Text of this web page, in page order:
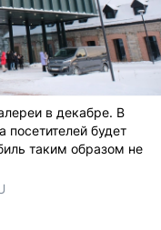
в декабре. В
посетителей будет
таким образом не